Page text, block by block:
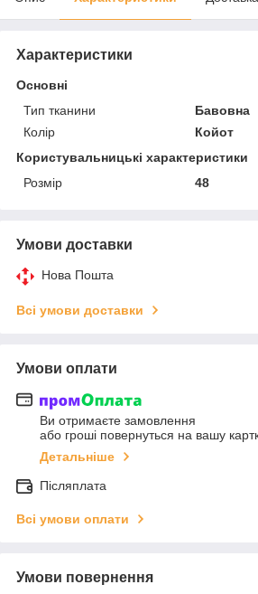
Характеристики
Основні
Тип тканини
Бавовна
Колір
Койот
Користувальницькі характеристики
Розмір
48
Умови доставки
Нова Пошта
Всі умови доставки
Умови оплати
Ви отримаєте замовлення
або гроші повернуться на вашу
Детальніше
Післяплата
Всі умови оплати
Умови повернення